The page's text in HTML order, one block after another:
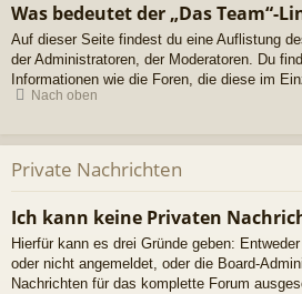
Was bedeutet der „Das Team“-
Auf dieser Seite findest du eine Auflistung
der Administratoren, der Moderatoren. Du
Informationen wie die Foren, die diese im
Nach oben
Private Nachrichten
Ich kann keine Privaten
Hierfür kann es drei Gründe geben:
oder nicht angemeldet, oder die Board-
Nachrichten für das komplette Forum